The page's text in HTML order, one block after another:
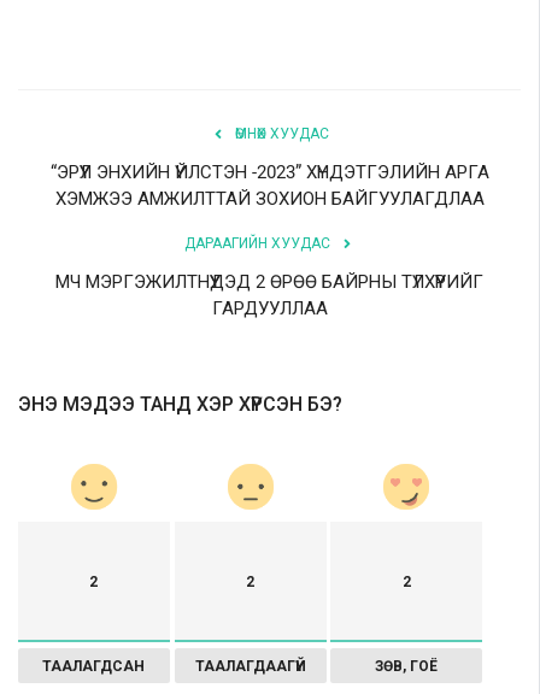
ӨМНӨХ ХУУДАС
“ЭРҮҮЛ ЭНХИЙН ҮЙЛСТЭН -2023” ХҮНДЭТГЭЛИЙН АРГА
ХЭМЖЭЭ АМЖИЛТТАЙ ЗОХИОН БАЙГУУЛАГДЛАА
ДАРААГИЙН ХУУДАС
МЧ МЭРГЭЖИЛТНҮҮДЭД 2 ӨРӨӨ БАЙРНЫ ТҮЛХҮҮРИЙГ
ГАРДУУЛЛАА
ЭНЭ МЭДЭЭ ТАНД ХЭР ХҮРСЭН БЭ?
2
ТААЛАГДСАН
2
ТААЛАГДААГҮЙ
2
ЗӨВ, ГОЁ